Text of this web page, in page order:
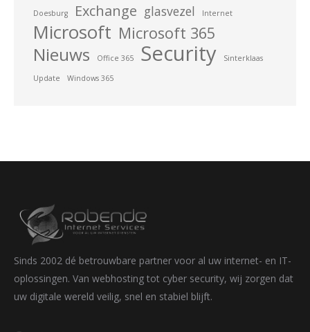
Doesburg Exchange glasvezel Internet
Microsoft Microsoft 365
Nieuws Office 365 Security Sinterklaas
Update Windows 365
Sinds 2002 dé betrouwbare partner voor al uw internet- en IT-
oplossingen. Van webhosting tot cyber security, wij zorgen dat
uw digitale wereld veilig, snel en stabiel blijft.